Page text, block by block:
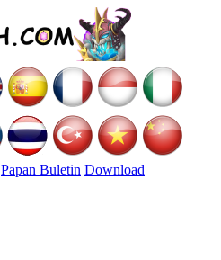
Papan Buletin Download